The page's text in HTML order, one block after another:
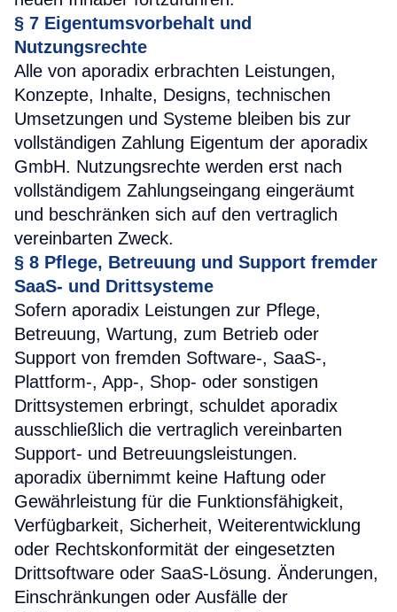
§ 7 Eigentumsvorbehalt und
Nutzungsrechte
Alle von aporadix erbrachten Leistungen,
Konzepte, Inhalte, Designs, technischen
Umsetzungen und Systeme bleiben bis zur
vollständigen Zahlung Eigentum der aporadix
GmbH. Nutzungsrechte werden erst nach
vollständigem Zahlungseingang eingeräumt
und beschränken sich auf den vertraglich
vereinbarten Zweck.
§ 8 Pflege, Betreuung und Support fremder
SaaS- und Drittsysteme
Sofern aporadix Leistungen zur Pflege,
Betreuung, Wartung, zum Betrieb oder
Support von fremden Software-, SaaS-,
Plattform-, App-, Shop- oder sonstigen
Drittsystemen erbringt, schuldet aporadix
ausschließlich die vertraglich vereinbarten
Support- und Betreuungsleistungen.
aporadix übernimmt keine Haftung oder
Gewährleistung für die Funktionsfähigkeit,
Verfügbarkeit, Sicherheit, Weiterentwicklung
oder Rechtskonformität der eingesetzten
Drittsoftware oder SaaS-Lösung. Änderungen,
Einschränkungen oder Ausfälle der